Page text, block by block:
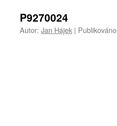
P9270024
Autor: Jan Hájek | Publikováno